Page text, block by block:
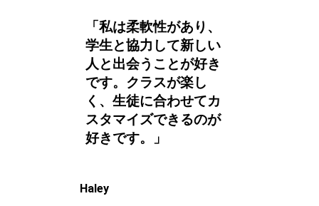
「私は柔軟性があり、
学生と協力して新しい
人と出会うことが好き
です。クラスが楽し
く、生徒に合わせてカ
スタマイズできるのが
好きです。」
Haley